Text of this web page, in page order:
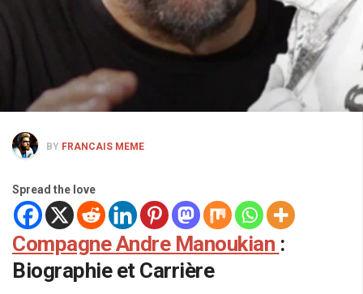
BY FRANCAIS MEME
Spread the love
Compagne Andre Manoukian :
Biographie et Carrière